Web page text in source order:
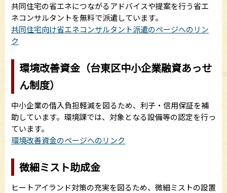
共同住宅の省エネにつながるアドバイスや提案を行う省エ
ネコンサルタントを無料で派遣しています。
共同住宅向け省エネコンサルタント派遣のページへのリン
ク
環境改善資金（台東区中小企業融資あっせ
ん制度）
中小企業の借入負担軽減を図るため、利子・信用保証を補
助しています。環境課では、対象となる設備等の認定を行っ
ています。
環境改善資金のページへのリンク
微細ミスト助成金
ヒートアイランド対策の充実を図るため、微細ミストの設置